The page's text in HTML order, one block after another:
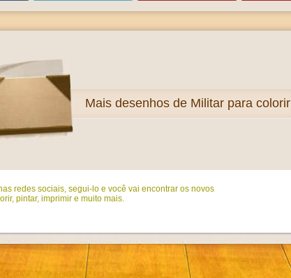
Mais desenhos de Militar para colorir
redes sociais, segui-lo e você vai encontrar os novos
pintar, imprimir e muito mais.